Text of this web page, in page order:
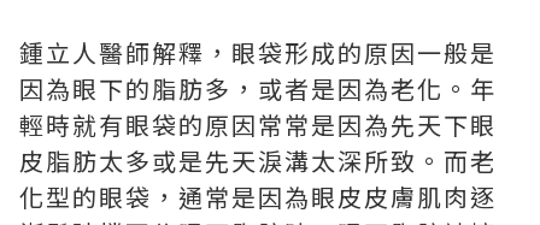
鍾立人醫師解釋，眼袋形成的原因一般是
因為眼下的脂肪多，或者是因為老化。年
輕時就有眼袋的原因常常是因為先天下眼
皮脂肪太多或是先天淚溝太深所致。而老
化型的眼袋，通常是因為眼皮皮膚肌肉逐